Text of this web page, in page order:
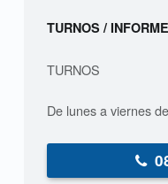
Sidebar
TURNOS /
TURNOS
De lunes a viernes